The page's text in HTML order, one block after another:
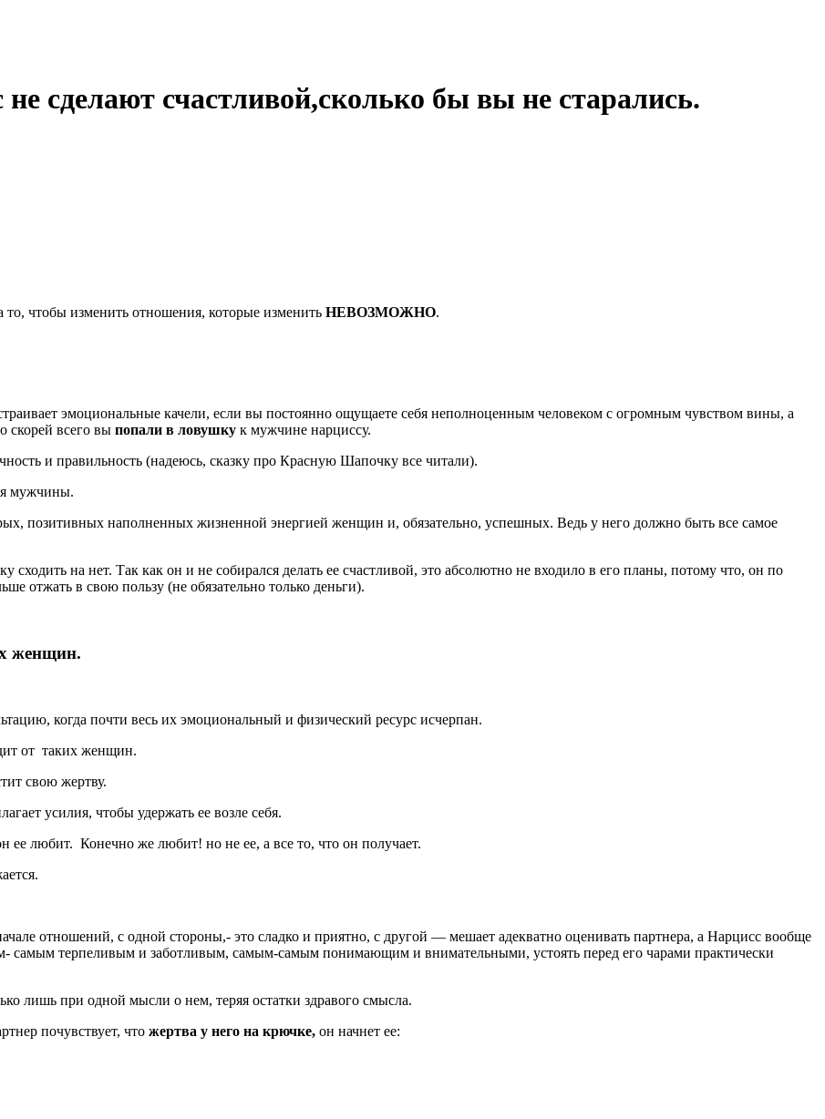
сделают счастливой,сколько бы вы не старались.
чтобы изменить отношения, которые изменить НЕВОЗМОЖНО.
эмоциональные качели, если вы постоянно ощущаете себя неполноценным человеком с огромным чувством вины, а
скорей всего вы попали в ловушку к мужчине нарциссу.
и правильность (надеюсь, сказку про Красную Шапочку все читали).
мужчины.
позитивных наполненных жизненной энергией женщин и, обязательно, успешных. Ведь у него должно быть все самое
на нет. Так как он и не собирался делать ее счастливой, это абсолютно не входило в его планы, потому что, он по
отжать в свою пользу (не обязательно только деньги).
женщин.
когда почти весь их эмоциональный и физический ресурс исчерпан.
от таких женщин.
свою жертву.
усилия, чтобы удержать ее возле себя.
ее любит. Конечно же любит! но не ее, а все то, что он получает.
отношений, с одной стороны,- это сладко и приятно, с другой — мешает адекватно оценивать партнера, а Нарцисс вообще
самым терпеливым и заботливым, самым-самым понимающим и внимательными, устоять перед его чарами практически
лишь при одной мысли о нем, теряя остатки здравого смысла.
почувствует, что жертва у него на крючке, он начнет ее: